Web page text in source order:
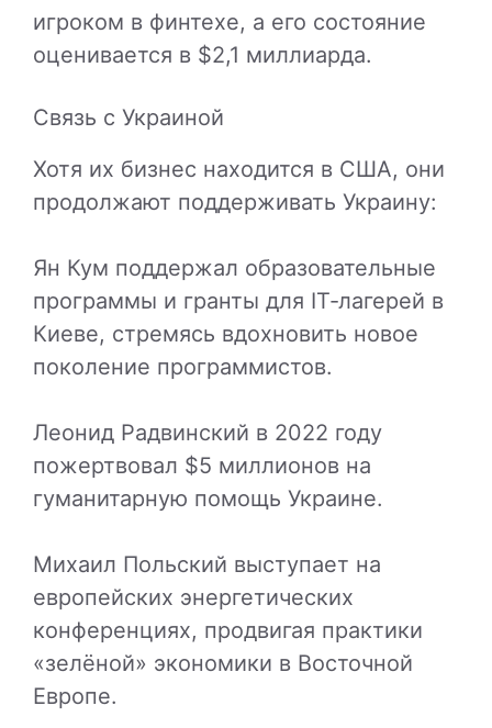
игроком в финтехе, а его состояние
оценивается в $2,1 миллиарда.
Связь с Украиной
Хотя их бизнес находится в США, они
продолжают поддерживать Украину:
Ян Кум поддержал образовательные
программы и гранты для IT‑лагерей в
Киеве, стремясь вдохновить новое
поколение программистов.
Леонид Радвинский в 2022 году
пожертвовал $5 миллионов на
гуманитарную помощь Украине.
Михаил Польский выступает на
европейских энергетических
конференциях, продвигая практики
«зелёной» экономики в Восточной
Европе.